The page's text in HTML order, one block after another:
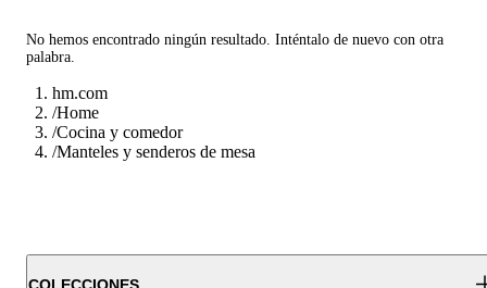
No hemos encontrado ningún resultado. Inténtalo de nuevo con otra
palabra.
hm.com
/Home
/Cocina y comedor
/Manteles y senderos de mesa